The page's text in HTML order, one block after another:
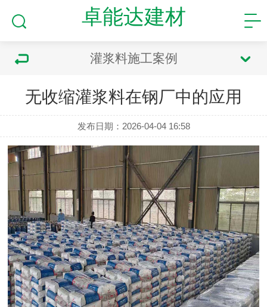
卓能达建材
灌浆料施工案例
无收缩灌浆料在钢厂中的应用
发布日期：2026-04-04 16:58